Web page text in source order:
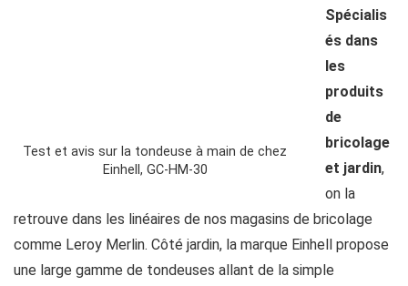
Test et avis sur la tondeuse à main de chez
Einhell, GC-HM-30
Spécialis
és dans
les
produits
de
bricolage
et jardin,
on la
retrouve dans les linéaires de nos magasins de bricolage
comme Leroy Merlin. Côté jardin, la marque Einhell propose
une large gamme de tondeuses allant de la simple